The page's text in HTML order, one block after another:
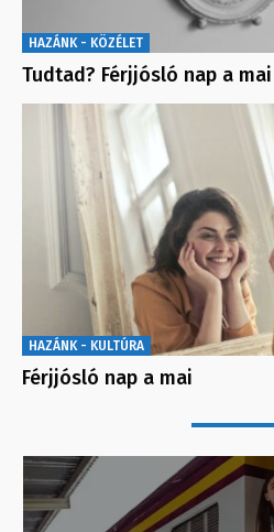
HAZÁNK - KÖZÉLET
Tudtad? Férjjósló nap a mai
HAZÁNK - KULTÚRA
Férjjósló nap a mai